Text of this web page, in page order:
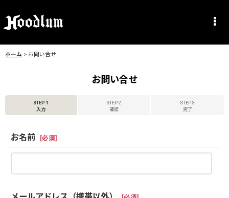
ホーム > お問い合せ
お問い合せ
STEP 1
入力
STEP 2
確認
STEP 3
完了
お名前 [必須]